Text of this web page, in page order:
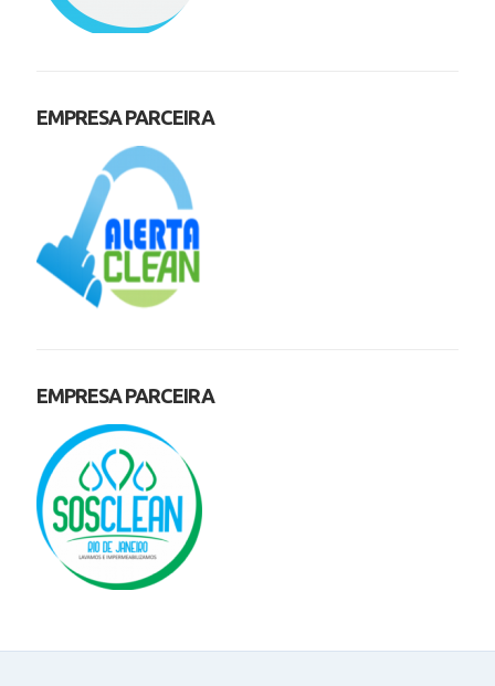
EMPRESA PARCEIRA
EMPRESA PARCEIRA